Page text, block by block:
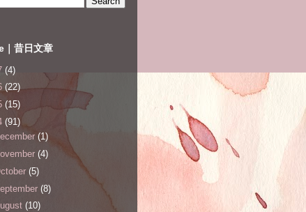
昔日文章
(4)
(22)
(15)
(91)
(1)
(4)
(5)
(8)
(10)